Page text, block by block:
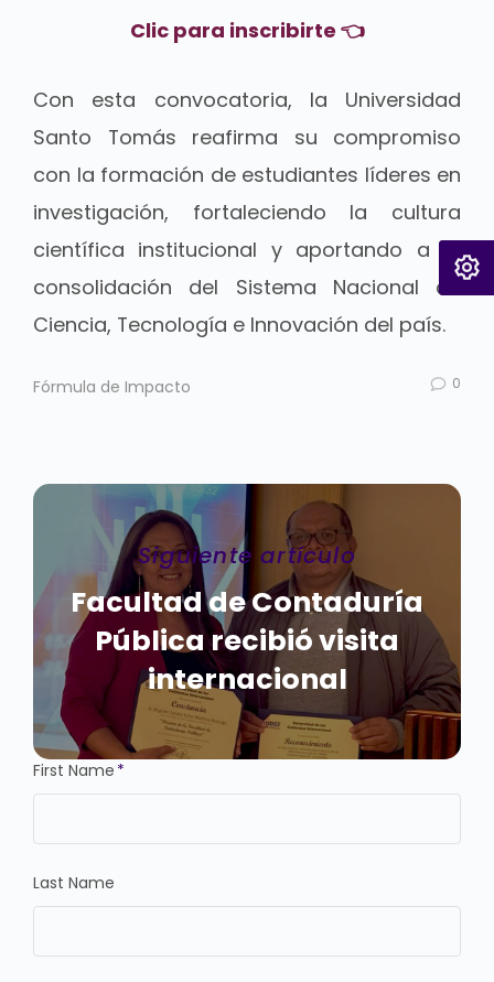
Clic para inscribirte 👈
Con esta convocatoria, la Universidad
Santo Tomás reafirma su compromiso
con la formación de estudiantes líderes en
investigación, fortaleciendo la cultura
científica institucional y aportando a la
consolidación del Sistema Nacional de
Ciencia, Tecnología e Innovación del país.
Fórmula de Impacto 0
Siguiente artículo
Facultad de Contaduría
Pública recibió visita
internacional
First Name *
Last Name